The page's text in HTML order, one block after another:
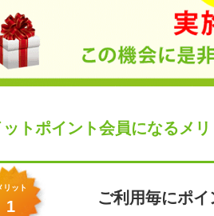
ットポイント会員になるメリ
リット
1 ご利用毎にポイ